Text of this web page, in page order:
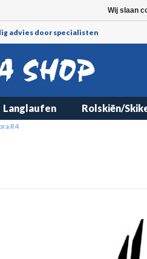
advies door specialisten
Langlaufen Rolskiën/
R4
Wij slaan